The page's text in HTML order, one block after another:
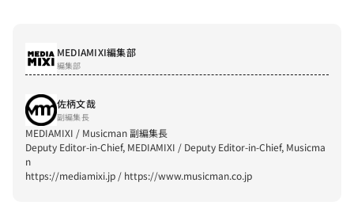
MEDIAMIXI編集部
編集部
佐柄文哉
副編集長
MEDIAMIXI / Musicman 副編集長
Deputy Editor-in-Chief, MEDIAMIXI / Deputy Editor-in-Chief, Musicma
n
https://mediamixi.jp / https://www.musicman.co.jp